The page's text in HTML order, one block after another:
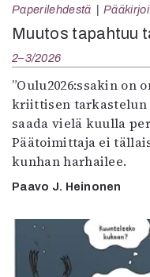
Paperilehdestä
Muutos tapahtuu
2–3/2026
”Oulu2026:ssakin on
kriittisen tarkastelun
saada vielä kuulla
Päätoimittaja ei
kunhan harhailee.
Paavo J. Heinonen